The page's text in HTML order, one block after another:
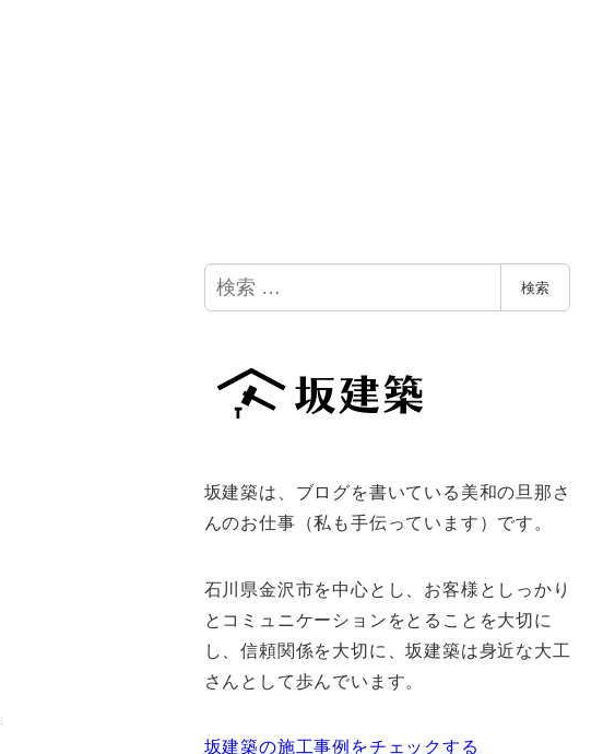
検
索
検索
坂建築は、ブログを書いている美和の旦那さ
んのお仕事（私も手伝っています）です。
石川県金沢市を中心とし、お客様としっかり
とコミュニケーションをとることを大切に
し、信頼関係を大切に、坂建築は身近な大工
さんとして歩んでいます。
坂建築の施工事例をチェックする